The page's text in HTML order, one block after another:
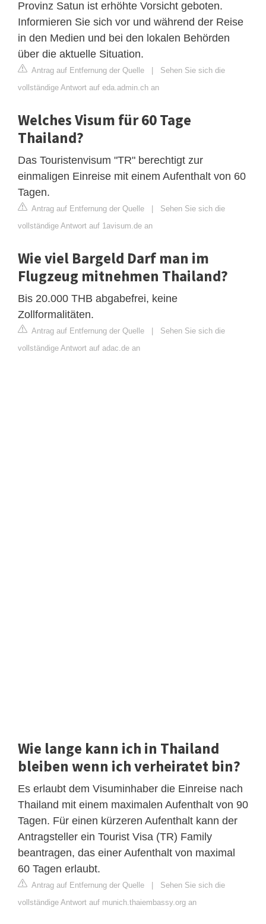
Provinz Satun ist erhöhte Vorsicht geboten.
Informieren Sie sich vor und während der Reise
in den Medien und bei den lokalen Behörden
über die aktuelle Situation.
Antrag auf Entfernung der Quelle | Sehen Sie sich die
vollständige Antwort auf eda.admin.ch an
Welches Visum für 60 Tage
Thailand?
Das Touristenvisum "TR" berechtigt zur
einmaligen Einreise mit einem Aufenthalt von 60
Tagen.
Antrag auf Entfernung der Quelle | Sehen Sie sich die
vollständige Antwort auf 1avisum.de an
Wie viel Bargeld Darf man im
Flugzeug mitnehmen Thailand?
Bis 20.000 THB abgabefrei, keine
Zollformalitäten.
Antrag auf Entfernung der Quelle | Sehen Sie sich die
vollständige Antwort auf adac.de an
Wie lange kann ich in Thailand
bleiben wenn ich verheiratet bin?
Es erlaubt dem Visuminhaber die Einreise nach
Thailand mit einem maximalen Aufenthalt von 90
Tagen. Für einen kürzeren Aufenthalt kann der
Antragsteller ein Tourist Visa (TR) Family
beantragen, das einer Aufenthalt von maximal
60 Tagen erlaubt.
Antrag auf Entfernung der Quelle | Sehen Sie sich die
vollständige Antwort auf munich.thaiembassy.org an